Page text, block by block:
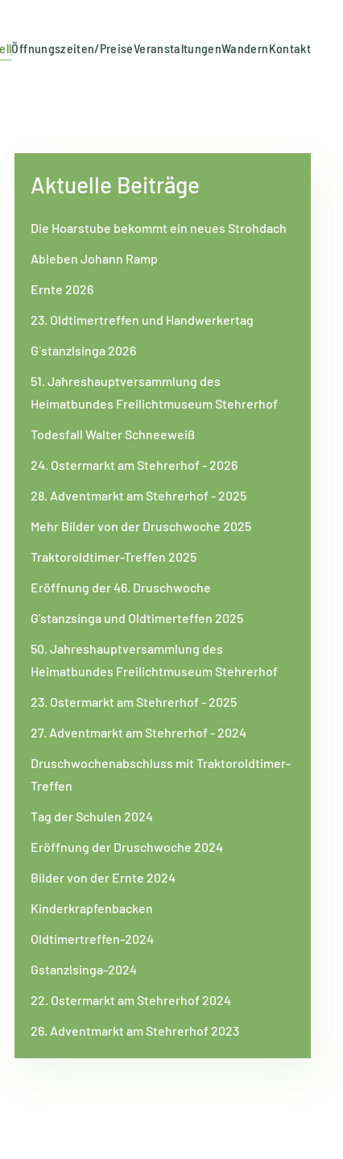
Öffnungszeiten/PreiseVeranstaltungenWandernKontakt
Aktuelle Beiträge
Die Hoarstube bekommt ein neues Strohdach
Ableben Johann Ramp
Ernte 2026
23. Oldtimertreffen und Handwerkertag
G`stanzlsinga 2026
51. Jahreshauptversammlung des
Heimatbundes Freilichtmuseum Stehrerhof
Todesfall Walter Schneeweiß
24. Ostermarkt am Stehrerhof - 2026
28. Adventmarkt am Stehrerhof - 2025
Mehr Bilder von der Druschwoche 2025
Traktoroldtimer-Treffen 2025
Eröffnung der 46. Druschwoche
G'stanzsinga und Oldtimerteffen 2025
50. Jahreshauptversammlung des
Heimatbundes Freilichtmuseum Stehrerhof
23. Ostermarkt am Stehrerhof - 2025
27. Adventmarkt am Stehrerhof - 2024
Druschwochenabschluss mit Traktoroldtimer-
Treffen
Tag der Schulen 2024
Eröffnung der Druschwoche 2024
Bilder von der Ernte 2024
Kinderkrapfenbacken
Oldtimertreffen-2024
Gstanzlsinga-2024
22. Ostermarkt am Stehrerhof 2024
26. Adventmarkt am Stehrerhof 2023